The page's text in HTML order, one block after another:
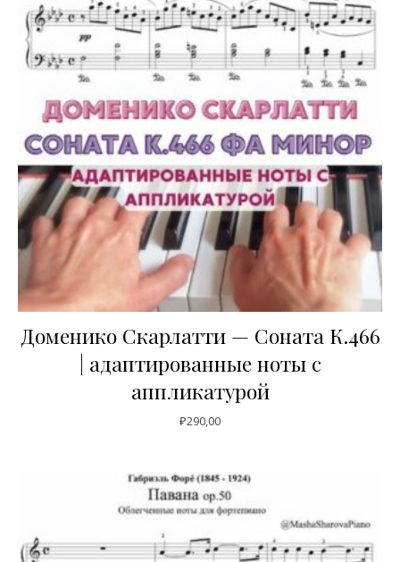
Доменико Скарлатти — Соната К.466
| адаптированные ноты с
аппликатурой
₽290,00